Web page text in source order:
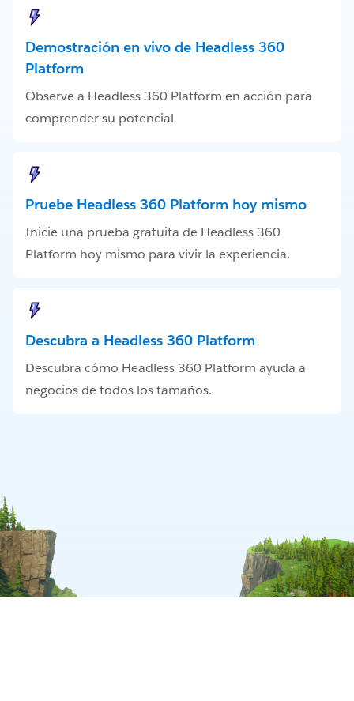
Demostración en vivo de Headless 360
Platform
Observe a Headless 360 Platform en acción para
comprender su potencial
Pruebe Headless 360 Platform hoy mismo
Inicie una prueba gratuita de Headless 360
Platform hoy mismo para vivir la experiencia.
Descubra a Headless 360 Platform
Descubra cómo Headless 360 Platform ayuda a
negocios de todos los tamaños.